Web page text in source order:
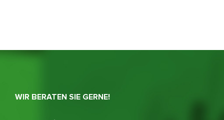
WIR BERATEN SIE GERNE!